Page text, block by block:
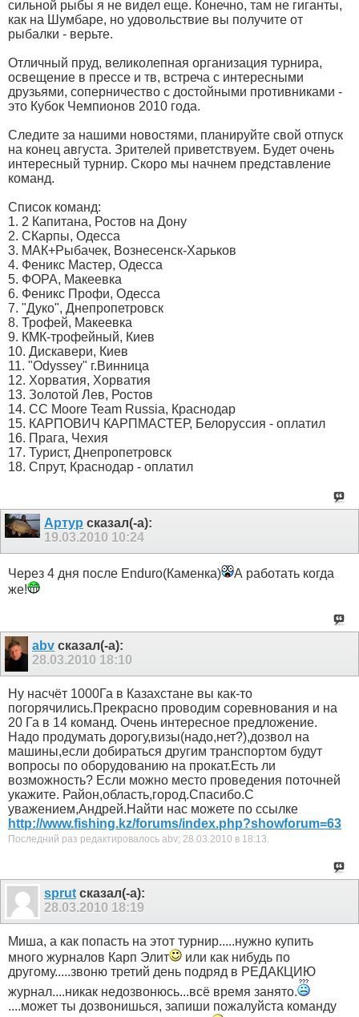
сильной рыбы я не видел еще. Конечно, там не гиганты,
как на Шумбаре, но удовольствие вы получите от
рыбалки - верьте.
Отличный пруд, великолепная организация турнира,
освещение в прессе и тв, встреча с интересными
друзьями, соперничество c достойными противниками -
это Кубок Чемпионов 2010 года.
Следите за нашими новостями, планируйте свой отпуск
на конец августа. Зрителей приветствуем. Будет очень
интересный турнир. Скоро мы начнем представление
команд.
Список команд:
1. 2 Капитана, Ростов на Дону
2. СКарпы, Одесса
3. МАК+Рыбачек, Вознесенск-Харьков
4. Феникс Мастер, Одесса
5. ФОРА, Макеевка
6. Феникс Профи, Одесса
7. "Дуко", Днепропетровск
8. Трофей, Макеевка
9. КМК-трофейный, Киев
10. Дискавери, Киев
11. "Odyssey" г.Винница
12. Хорватия, Хорватия
13. Золотой Лев, Ростов
14. СС Moore Team Russia, Краснодар
15. КАРПОВИЧ КАРПМАСТЕР, Белоруссия - оплатил
16. Прага, Чехия
17. Турист, Днепропетровск
18. Спрут, Краснодар - оплатил
Артур сказал(-а):
19.03.2010 10:24
Через 4 дня после Enduro(Каменка)
А работать когда
же!
abv сказал(-а):
28.03.2010 18:10
Ну насчёт 1000Га в Казахстане вы как-то
погорячились.Прекрасно проводим соревнования и на
20 Га в 14 команд. Очень интересное предложение.
Надо продумать дорогу,визы(надо,нет?),дозвол на
машины,если добираться другим транспортом будут
вопросы по оборудованию на прокат.Есть ли
возможность? Если можно место проведения поточней
укажите. Район,область,город.Спасибо.С
уважением,Андрей.Найти нас можете по ссылке
http://www.fishing.kz/forums/index.php?showforum=63
Последний раз редактировалось abv; 28.03.2010 в 18:13.
sprut сказал(-а):
28.03.2010 18:19
Миша, а как попасть на этот турнир.....нужно купить
много журналов Карп Элит
или как нибудь по
другому.....звоню третий день подряд в РЕДАКЦИЮ
журнал....никак недозвонюсь...всё время занято.
....может ты дозвонишься, запиши пожалуйста команду